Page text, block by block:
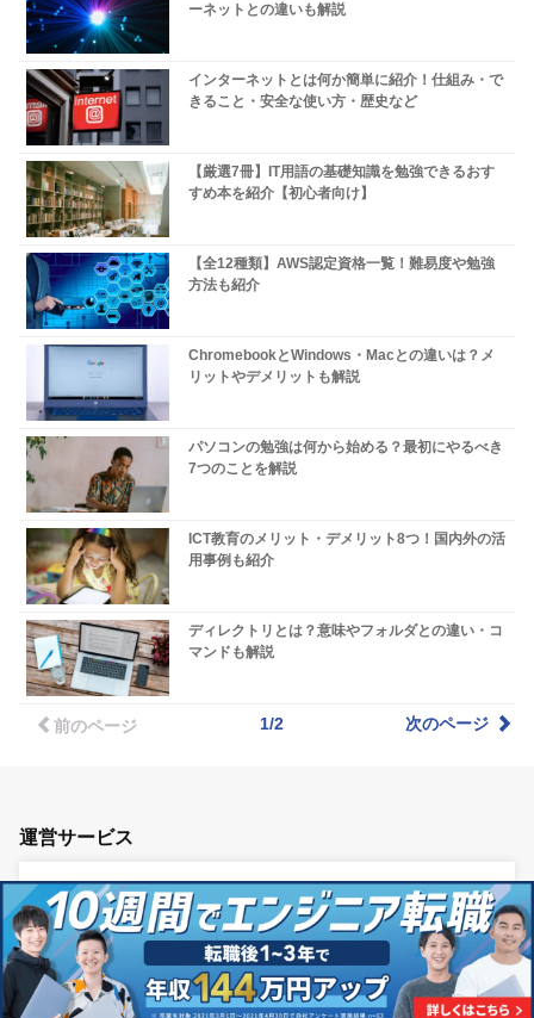
ーネットとの違いも解説
インターネットとは何か簡単に紹介！仕組み・で
きること・安全な使い方・歴史など
【厳選7冊】IT用語の基礎知識を勉強できるおす
すめ本を紹介【初心者向け】
【全12種類】AWS認定資格一覧！難易度や勉強
方法も紹介
ChromebookとWindows・Macとの違いは？メ
リットやデメリットも解説
パソコンの勉強は何から始める？最初にやるべき
7つのことを解説
ICT教育のメリット・デメリット8つ！国内外の活
用事例も紹介
ディレクトリとは？意味やフォルダとの違い・コ
マンドも解説
前のページ 1/2 次のページ
運営サービス